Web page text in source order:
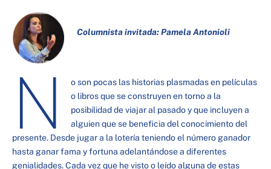
Columnista invitada: Pamela Antonioli
N
o son pocas las historias plasmadas en películas
o libros que se construyen en torno a la
posibilidad de viajar al pasado y que incluyen a
alguien que se beneficia del conocimiento del
presente. Desde jugar a la lotería teniendo el número ganador
hasta ganar fama y fortuna adelantándose a diferentes
genialidades. Cada vez que he visto o leído alguna de estas